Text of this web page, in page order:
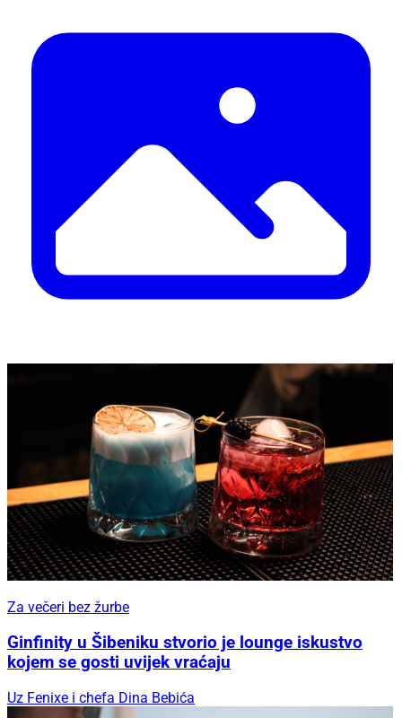
Za večeri bez žurbe
Ginfinity u Šibeniku stvorio je lounge iskustvo
kojem se gosti uvijek vraćaju
Uz Fenixe i chefa Dina Bebića